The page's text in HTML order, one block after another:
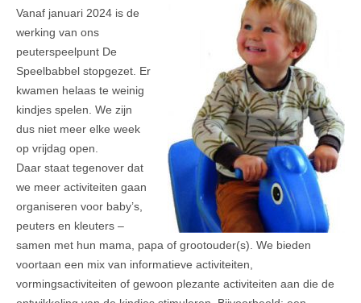
Vanaf januari 2024 is de
werking van ons
peuterspeelpunt De
Speelbabbel stopgezet. Er
kwamen helaas te weinig
kindjes spelen. We zijn
dus niet meer elke week
op vrijdag open.
Daar staat tegenover dat
we meer activiteiten gaan
organiseren voor baby’s,
peuters en kleuters –
samen met hun mama, papa of grootouder(s). We bieden
voortaan een mix van informatieve activiteiten,
vormingsactiviteiten of gewoon plezante activiteiten aan die de